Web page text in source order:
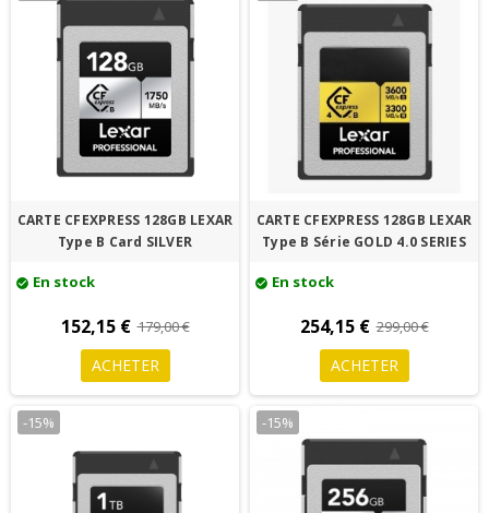
CARTE CFEXPRESS 128GB LEXAR
Type B Card SILVER
check_circle En stock
152,15 € 179,00 €
ACHETER
CARTE CFEXPRESS 128GB LEXAR
Type B Série GOLD 4.0 SERIES
check_circle En stock
254,15 € 299,00 €
ACHETER
-15% -15%